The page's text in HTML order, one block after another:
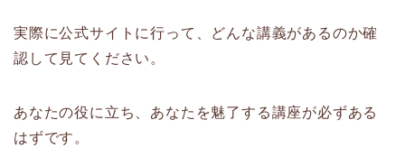
実際に公式サイトに行って、どんな講義があるのか確
認して見てください。
あなたの役に立ち、あなたを魅了する講座が必ずある
はずです。